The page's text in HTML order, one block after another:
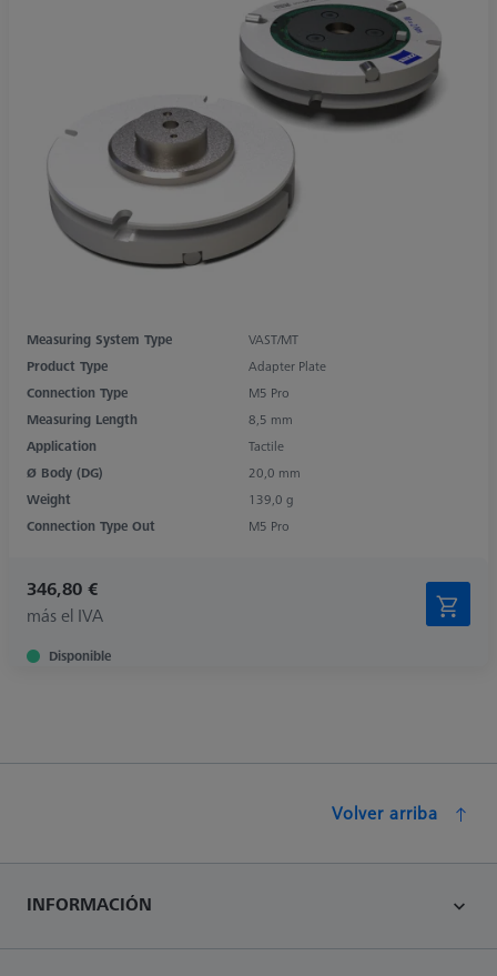
Measuring System Type
VAST/MT
Product Type
Adapter Plate
Connection Type
M5 Pro
Measuring Length
8,5 mm
Application
Tactile
Ø Body (DG)
20,0 mm
Weight
139,0 g
Connection Type Out
M5 Pro
346,80 €
más el IVA
Disponible
Volver arriba
INFORMACIÓN